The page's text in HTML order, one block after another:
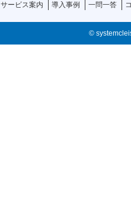
サービス案内 導入事例 一問一答
©